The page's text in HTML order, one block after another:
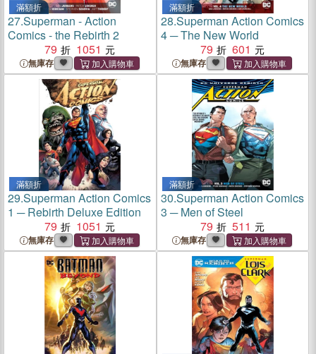
滿額折
27.Superman - Action
Comics - the Rebirth 2
79
1051
無庫存
滿額折
28.Superman Action Comics
4 ─ The New World
79
601
無庫存
滿額折
29.Superman Action Comics
1 ─ Rebirth Deluxe Edition
79
1051
無庫存
滿額折
30.Superman Action Comics
3 ─ Men of Steel
79
511
無庫存